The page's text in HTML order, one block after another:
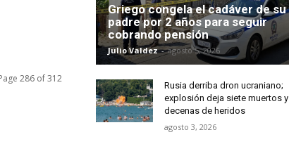
286 of 312
Griego congela el cadáver de su
padre por 2 años para seguir
cobrando pensión
Julio Valdez - agosto 5, 2026
Rusia derriba dron ucraniano;
explosión deja siete muertos y
decenas de heridos
agosto 3, 2026